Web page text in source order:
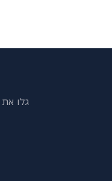
גלו